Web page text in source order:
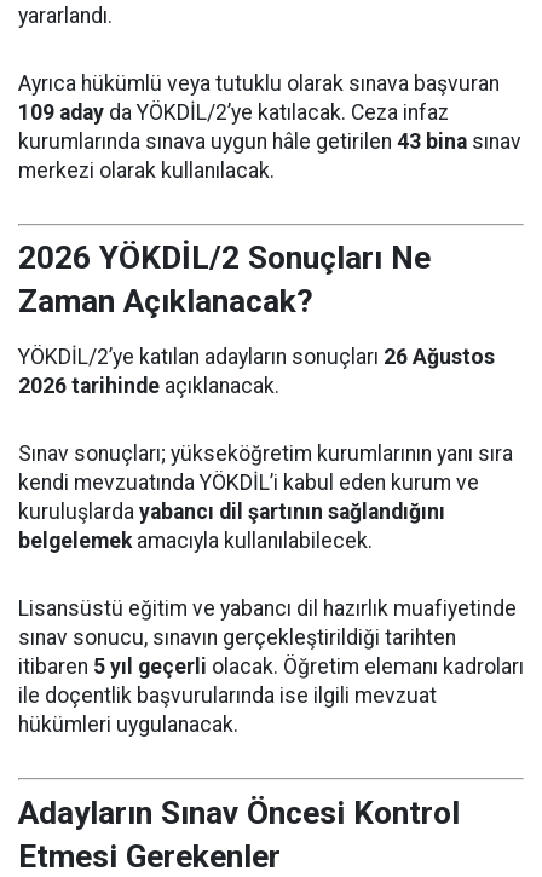
yararlandı.
Ayrıca hükümlü veya tutuklu olarak sınava başvuran
109 aday da YÖKDİL/2’ye katılacak. Ceza infaz
kurumlarında sınava uygun hâle getirilen 43 bina sınav
merkezi olarak kullanılacak.
2026 YÖKDİL/2 Sonuçları Ne
Zaman Açıklanacak?
YÖKDİL/2’ye katılan adayların sonuçları 26 Ağustos
2026 tarihinde açıklanacak.
Sınav sonuçları; yükseköğretim kurumlarının yanı sıra
kendi mevzuatında YÖKDİL’i kabul eden kurum ve
kuruluşlarda yabancı dil şartının sağlandığını
belgelemekamacıyla kullanılabilecek.
Lisansüstü eğitim ve yabancı dil hazırlık muafiyetinde
sınav sonucu, sınavın gerçekleştirildiği tarihten
itibaren 5 yıl geçerli olacak. Öğretim elemanı kadroları
ile doçentlik başvurularında ise ilgili mevzuat
hükümleri uygulanacak.
Adayların Sınav Öncesi Kontrol
Etmesi Gerekenler